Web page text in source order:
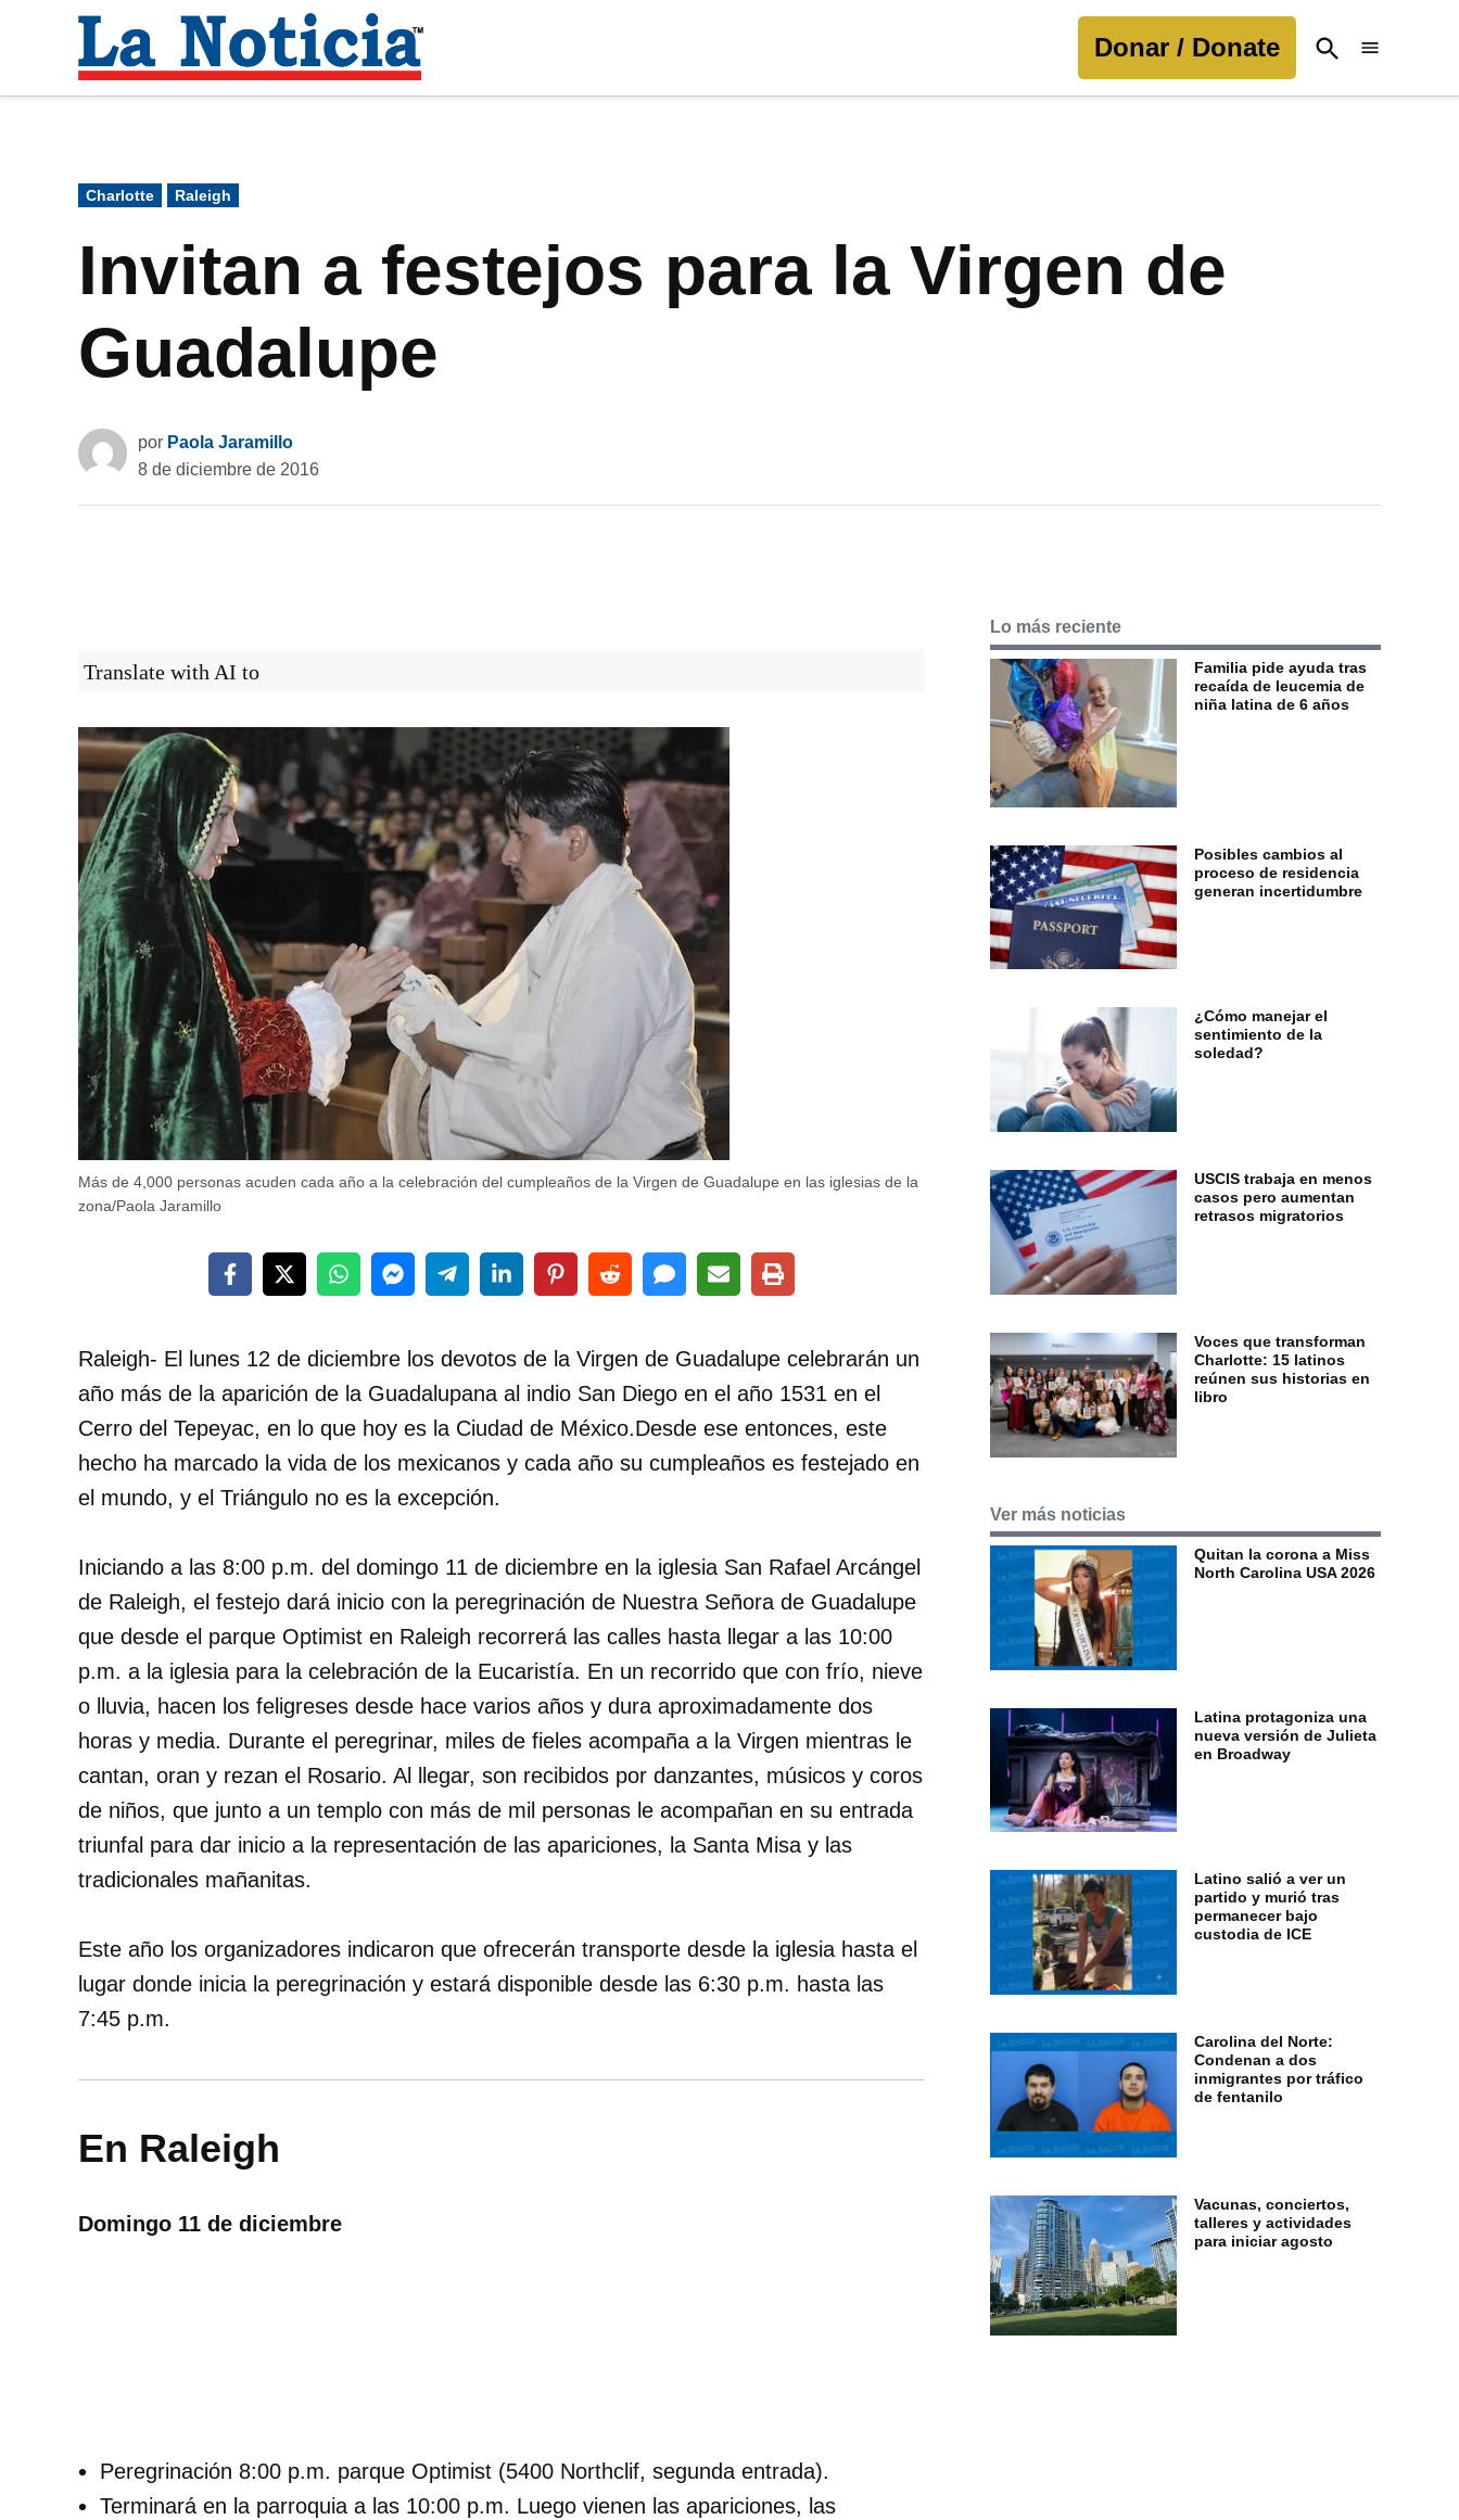
contenido
Noticia
Donar / Donate
Open
Search
Publicado
en
Charlotte Raleigh
Invitan a festejos para la Virgen de
Guadalupe
por Paola Jaramillo
8 de diciembre de 2016
Translate with AI to
Más de 4,000 personas acuden cada año a la celebración del cumpleaños de la Virgen de Guadalupe en las iglesias de la
zona/Paola Jaramillo
Raleigh- El lunes 12 de diciembre los devotos de la Virgen de Guadalupe celebrarán un
año más de la aparición de la Guadalupana al indio San Diego en el año 1531 en el
Cerro del Tepeyac, en lo que hoy es la Ciudad de México.Desde ese entonces, este
hecho ha marcado la vida de los mexicanos y cada año su cumpleaños es festejado en
el mundo, y el Triángulo no es la excepción.
Iniciando a las 8:00 p.m. del domingo 11 de diciembre en la iglesia San Rafael Arcángel
de Raleigh, el festejo dará inicio con la peregrinación de Nuestra Señora de Guadalupe
que desde el parque Optimist en Raleigh recorrerá las calles hasta llegar a las 10:00
p.m. a la iglesia para la celebración de la Eucaristía. En un recorrido que con frío, nieve
o lluvia, hacen los feligreses desde hace varios años y dura aproximadamente dos
horas y media. Durante el peregrinar, miles de fieles acompaña a la Virgen mientras le
cantan, oran y rezan el Rosario. Al llegar, son recibidos por danzantes, músicos y coros
de niños, que junto a un templo con más de mil personas le acompañan en su entrada
triunfal para dar inicio a la representación de las apariciones, la Santa Misa y las
tradicionales mañanitas.
Este año los organizadores indicaron que ofrecerán transporte desde la iglesia hasta el
lugar donde inicia la peregrinación y estará disponible desde las 6:30 p.m. hasta las
7:45 p.m.
En Raleigh
Domingo 11 de diciembre
Peregrinación 8:00 p.m. parque Optimist (5400 Northclif, segunda entrada).
Terminará en la parroquia a las 10:00 p.m. Luego vienen las apariciones, las
Lo más reciente
Familia pide ayuda tras
recaída de leucemia de
niña latina de 6 años
Posibles cambios al
proceso de residencia
generan incertidumbre
¿Cómo manejar el
sentimiento de la
soledad?
USCIS trabaja en menos
casos pero aumentan
retrasos migratorios
Voces que transforman
Charlotte: 15 latinos
reúnen sus historias en
libro
Ver más noticias
Quitan la corona a Miss
North Carolina USA 2026
Latina protagoniza una
nueva versión de Julieta
en Broadway
Latino salió a ver un
partido y murió tras
permanecer bajo
custodia de ICE
Carolina del Norte:
Condenan a dos
inmigrantes por tráfico
de fentanilo
Vacunas, conciertos,
talleres y actividades
para iniciar agosto